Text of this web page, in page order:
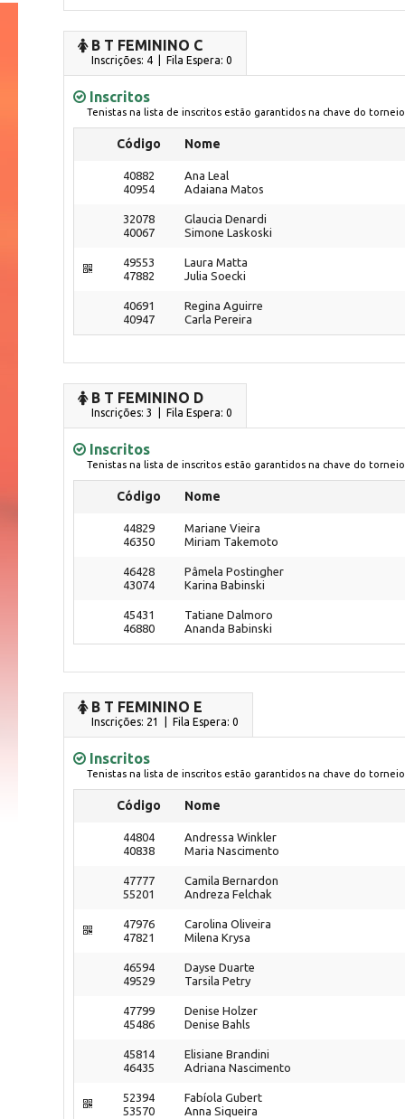
B T FEMININO C
Inscrições: 4 | Fila Espera: 0
Inscritos
Tenistas na lista de inscritos estão garantidos na chave do torneio
Código Nome
40882
40954
Ana Leal
Adaiana Matos
32078
40067
Glaucia Denardi
Simone Laskoski
49553
47882
Laura Matta
Julia Soecki
40691
40947
Regina Aguirre
Carla Pereira
B T FEMININO D
Inscrições: 3 | Fila Espera: 0
Inscritos
Tenistas na lista de inscritos estão garantidos na chave do torneio
Código Nome
44829
46350
Mariane Vieira
Miriam Takemoto
46428
43074
Pâmela Postingher
Karina Babinski
45431
46880
Tatiane Dalmoro
Ananda Babinski
B T FEMININO E
Inscrições: 21 | Fila Espera: 0
Inscritos
Tenistas na lista de inscritos estão garantidos na chave do torneio
Código Nome
44804
40838
Andressa Winkler
Maria Nascimento
47777
55201
Camila Bernardon
Andreza Felchak
47976
47821
Carolina Oliveira
Milena Krysa
46594
49529
Dayse Duarte
Tarsila Petry
47799
45486
Denise Holzer
Denise Bahls
45814
46435
Elisiane Brandini
Adriana Nascimento
52394
53570
Fabíola Gubert
Anna Siqueira